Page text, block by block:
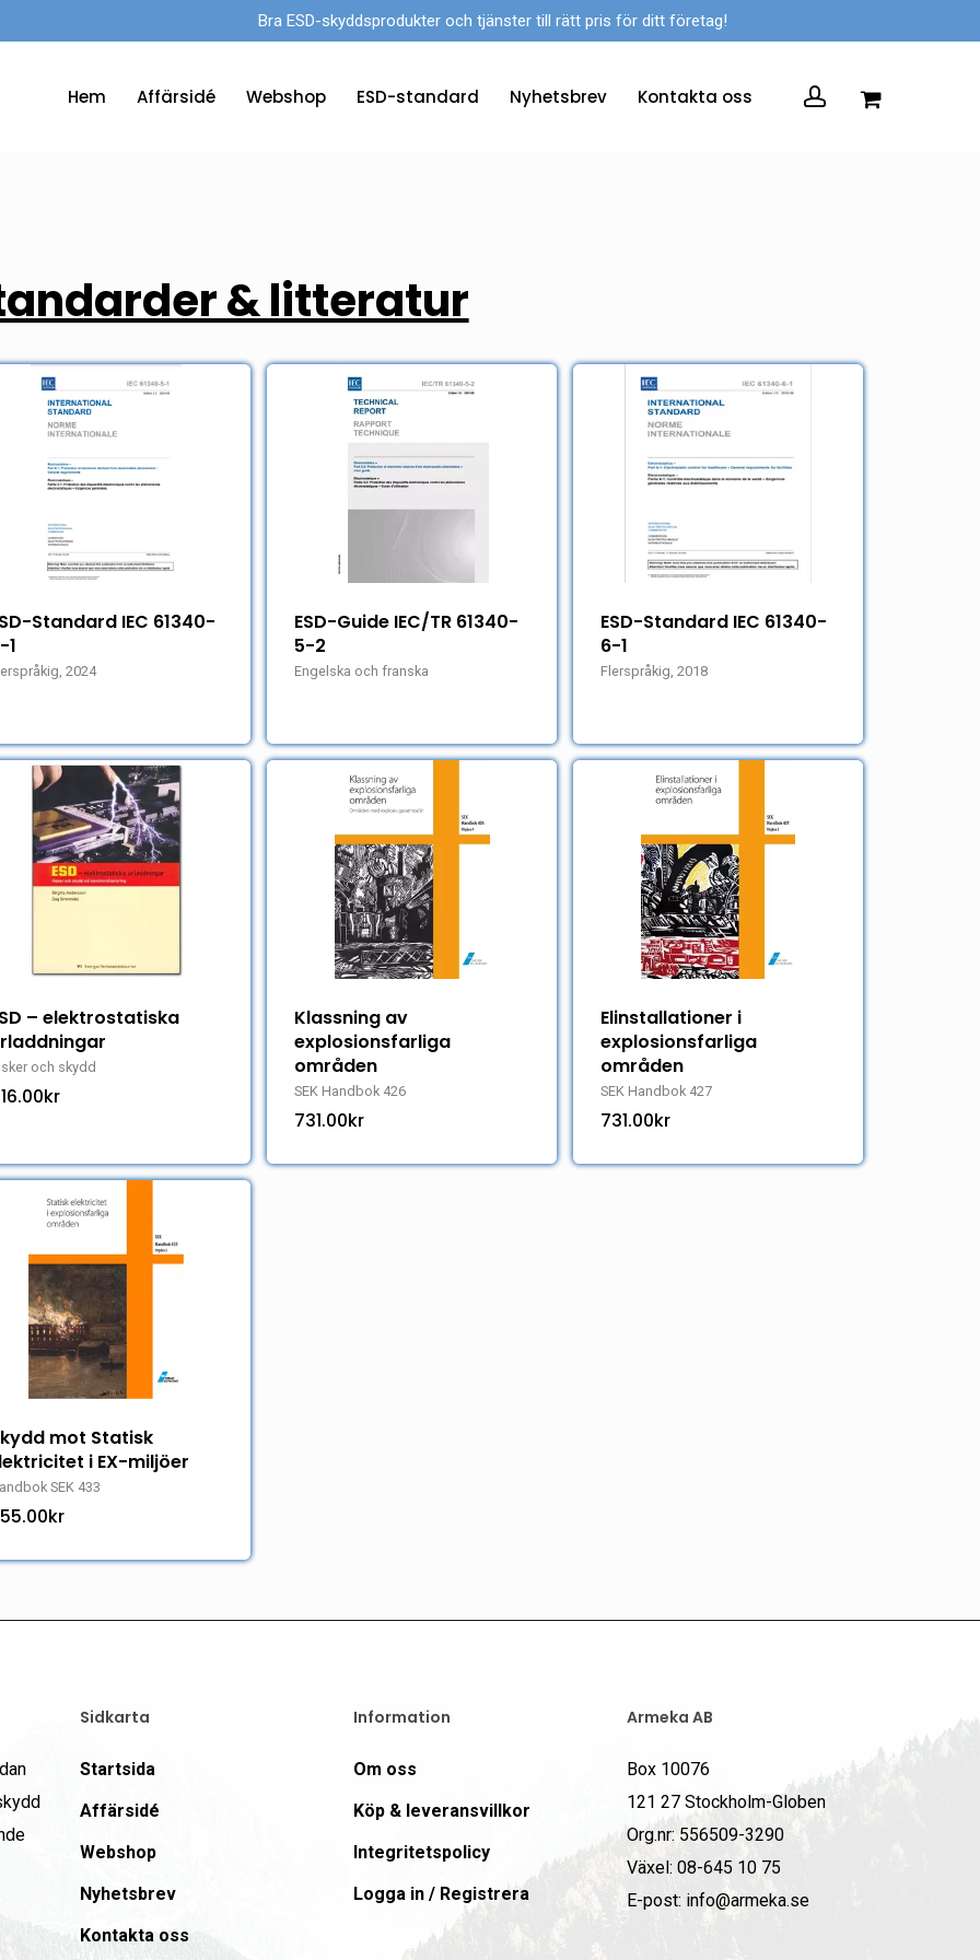
Bra ESD-skyddsprodukter och tjänster till rätt pris för ditt företag!
Hem Affärsidé Webshop ESD-standard Nyhetsbrev Kontakta oss account
& litteratur
Standard IEC 61340-
1
2024
ESD-Guide IEC/TR 61340-
5-2
Engelska och franska
ESD-Standard IEC 61340-
6-1
Flerspråkig, 2018
– elektrostatiska
och skydd
kr
Klassning av
explosionsfarliga
områden
SEK Handbok 426
731.00kr
Elinstallationer i
explosionsfarliga
områden
SEK Handbok 427
731.00kr
mot Statisk
i EX-miljöer
SEK 433
kr
Sidkarta
Startsida
Affärsidé
Webshop
Nyhetsbrev
Kontakta oss
Information
Om oss
Köp & leveransvillkor
Integritetspolicy
Logga in / Registrera
Armeka AB
Box 10076
121 27 Stockholm-Globen
Org.nr: 556509-3290
Växel: 08-645 10 75
E-post: info@armeka.se